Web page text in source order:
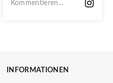
Kommentieren...
INFORMATIONEN